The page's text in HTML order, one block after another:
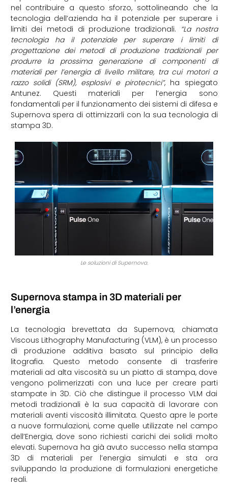
nel contribuire a questo sforzo, sottolineando che la
tecnologia dell’azienda ha il potenziale per superare i
limiti dei metodi di produzione tradizionali. “La nostra
tecnologia ha il potenziale per superare i limiti di
progettazione dei metodi di produzione tradizionali per
produrre la prossima generazione di componenti di
materiali per l’energia di livello militare, tra cui motori a
razzo solidi (SRM), esplosivi e pirotecnici”, ha spiegato
Antunez. Questi materiali per l’energia sono
fondamentali per il funzionamento dei sistemi di difesa e
Supernova spera di ottimizzarli con la sua tecnologia di
stampa 3D.
Le soluzioni di Supernova.
Supernova stampa in 3D materiali per
l’energia
La tecnologia brevettata da Supernova, chiamata
Viscous Lithography Manufacturing (VLM), è un processo
di produzione additiva basato sul principio della
litografia. Questo metodo consente di trasferire
materiali ad alta viscosità su un piatto di stampa, dove
vengono polimerizzati con una luce per creare parti
stampate in 3D. Ciò che distingue il processo VLM dai
metodi tradizionali è la sua capacità di lavorare con
materiali aventi viscosità illimitata. Questo apre le porte
a nuove formulazioni, come quelle utilizzate nel campo
dell’Energia, dove sono richiesti carichi dei solidi molto
elevati. Supernova ha già avuto successo nella stampa
3D di materiali per l’energia simulati e sta ora
sviluppando la produzione di formulazioni energetiche
reali.